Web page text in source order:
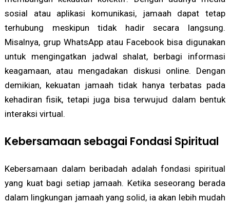
sosial atau aplikasi komunikasi, jamaah dapat tetap
terhubung meskipun tidak hadir secara langsung.
Misalnya, grup WhatsApp atau Facebook bisa digunakan
untuk mengingatkan jadwal shalat, berbagi informasi
keagamaan, atau mengadakan diskusi online. Dengan
demikian, kekuatan jamaah tidak hanya terbatas pada
kehadiran fisik, tetapi juga bisa terwujud dalam bentuk
interaksi virtual.
Kebersamaan sebagai Fondasi Spiritual
Kebersamaan dalam beribadah adalah fondasi spiritual
yang kuat bagi setiap jamaah. Ketika seseorang berada
dalam lingkungan jamaah yang solid, ia akan lebih mudah